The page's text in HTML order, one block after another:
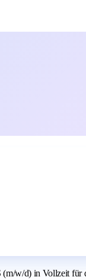
w/d) in Vollzeit für